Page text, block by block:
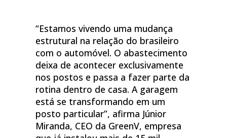
“Estamos vivendo uma mudança
estrutural na relação do brasileiro
com o automóvel. O abastecimento
deixa de acontecer exclusivamente
nos postos e passa a fazer parte da
rotina dentro de casa. A garagem
está se transformando em um
posto particular”, afirma Júnior
Miranda, CEO da GreenV, empresa